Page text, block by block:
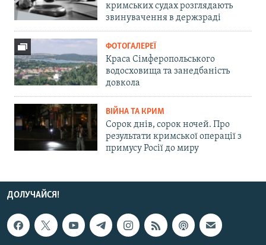
кримських судах розглядають
звинувачення в держзраді
ФОТОГАЛЕРЕЇ
Краса Сімферопольського
водосховища та занедбаність
довкола
ВІЙНА ТА КРИМ
Сорок днів, сорок ночей. Про
результати кримської операції з
примусу Росії до миру
ДОЛУЧАЙСЯ!